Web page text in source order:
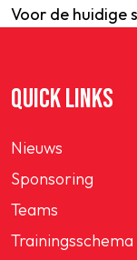
Voor de huidige
QUICK LINKS
Nieuws
Sponsoring
Teams
Trainingsschema